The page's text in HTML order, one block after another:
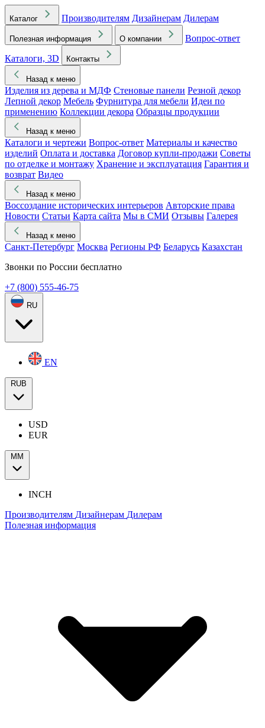
Каталог Производителям Дизайнерам Дилерам
Полезная информация О компании
Вопрос-ответ
Каталоги, 3D
Контакты
Назад к меню
Изделия из дерева и МДФ Стеновые панели Резной декор
Лепной декор Мебель Фурнитура для мебели Идеи по
применению Коллекции декора Образцы продукции
Назад к меню
Каталоги и чертежи Вопрос-ответ Материалы и качество
изделий Оплата и доставка Договор купли-продажи Советы
по отделке и монтажу Хранение и эксплуатация Гарантия и
возврат Видео
Назад к меню
Воссоздание исторических интерьеров Авторские права
Новости Статьи Карта сайта Мы в СМИ Отзывы Галерея
Назад к меню
Санкт-Петербург Москва Регионы РФ Беларусь Казахстан
Звонки по России бесплатно
+7 (800) 555-46-75
RU
EN
RUB
USD
EUR
ММ
INCH
Производителям Дизайнерам Дилерам
Полезная информация